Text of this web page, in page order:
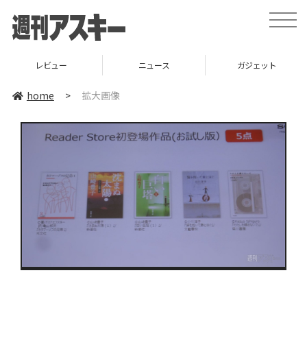
toggle
レビュー ニュース ガジェット
home > 拡大画像